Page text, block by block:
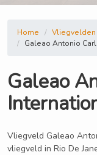
Home Vliegvelden
Galeao Antonio
Galeao
Vliegveld Galeao
vliegveld in Rio De